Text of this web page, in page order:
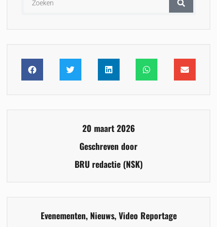
20 maart 2026
Geschreven door
BRU redactie (NSK)
Evenementen, Nieuws,Video Reportage